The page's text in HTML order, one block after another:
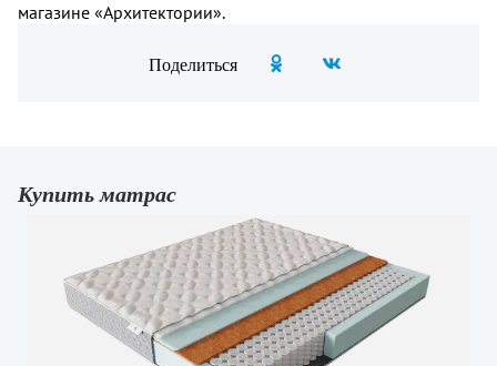
магазине «Архитектории».
Поделиться
Купить матрас